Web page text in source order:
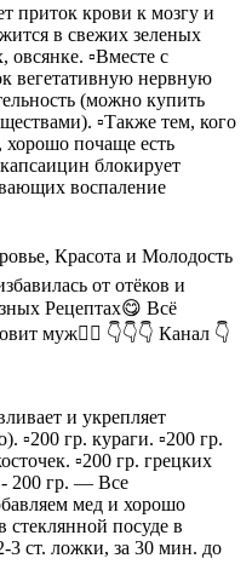
приток крови к мозгу и
в свежих зеленых
овсянке. ▫️Вместе с
вегетативную нервную
(можно купить
▫️Также тем, кого
хорошо почаще есть
блокирует
воспаление
Красота и Молодость
от отёков и
Рецептах😋 Всё
муж🧘‍♀️ 👇👇👇 Канал 👇
и укрепляет
▫️200 гр. кураги. ▫️200 гр.
▫️200 гр. грецких
- 200 гр. — Все
мед и хорошо
посуде в
3 ст. ложки, за 30 мин. до